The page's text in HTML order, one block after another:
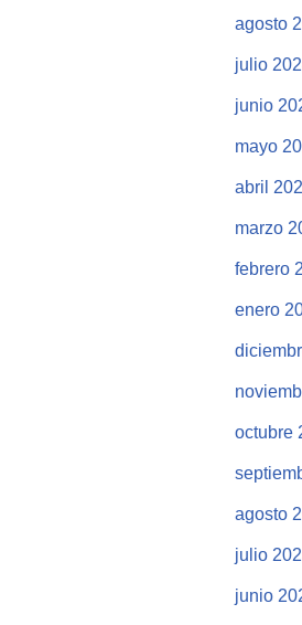
agosto
julio
junio
mayo
abril
marzo
febrero
enero
octubre
agosto
julio
junio